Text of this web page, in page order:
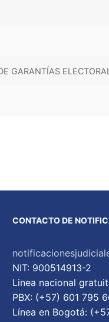
GARANTÍAS
CONTACTO DE
NIT: 900514913-2
Linea nacional
PBX: (+57) 601 795
Lí­nea en Bogotá: